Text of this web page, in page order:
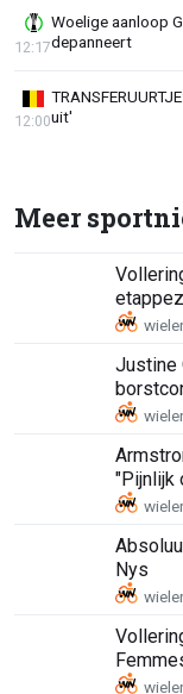
Woelige aanloop
depanneert
12:17
uit'
12:00
Meer
Justine
"Pijnlijk
Nys